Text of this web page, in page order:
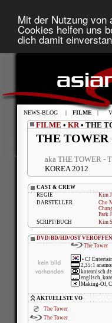
Mit der Nutzung
Cookies helfen uns
dich damit
NEWS-BLOG | FILME |
FILME • KR• THE
THE TOWER
aka THE TOWER -
KOREA 2012
CAST & CREW
REGIE
Kim
DARSTELLER
Cho
Park
SCRIPT/BUCH
Kim
DVD/BD/HD/OST
The Tower
• CJ
2,35:1
koreanisch
englisch,
Making-Of,
AKTUELLSTE VÖ
The Tower
The Tower